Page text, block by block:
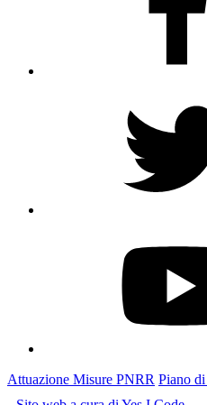
Attuazione Misure PNRR Piano